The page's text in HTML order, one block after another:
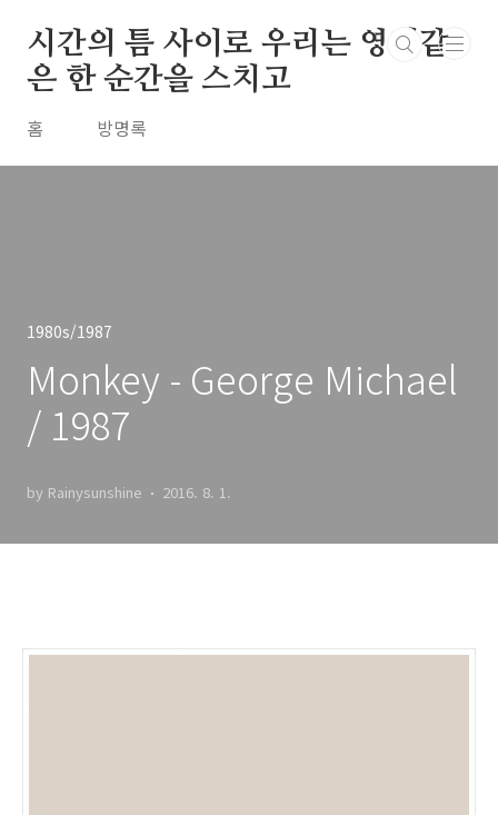
시간의 틈 사이로 우리는 영원같
은 한 순간을 스치고
홈 방명록
1980s/1987
Monkey - George Michael
/ 1987
by Rainysunshine 2016. 8. 1.